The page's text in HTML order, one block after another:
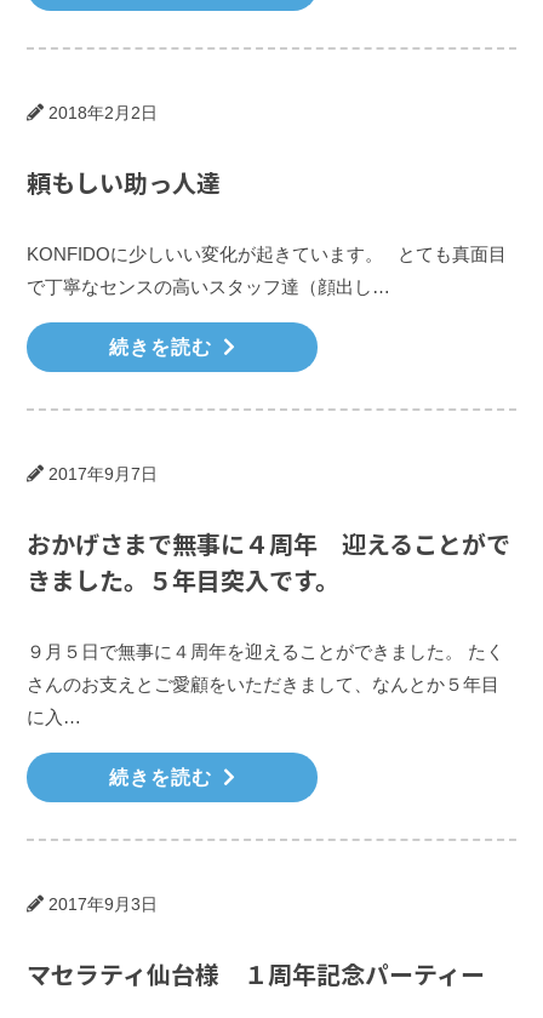
2018年2月2日
頼もしい助っ人達
KONFIDOに少しいい変化が起きています。 とても真面目
で丁寧なセンスの高いスタッフ達（顔出し…
続きを読む
2017年9月7日
おかげさまで無事に４周年 迎えることがで
きました。５年目突入です。
９月５日で無事に４周年を迎えることができました。 たく
さんのお支えとご愛顧をいただきまして、なんとか５年目
に入…
続きを読む
2017年9月3日
マセラティ仙台様 １周年記念パーティー